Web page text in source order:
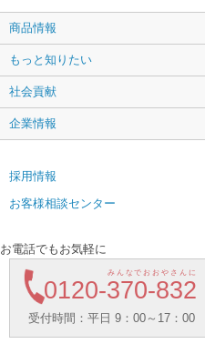
商品情報
もっと知りたい
社会貢献
企業情報
採用情報
お客様相談センター
お電話でもお気軽に
0120-370-832
みんなでおおやさんに
受付時間：平日 9：00～17：00